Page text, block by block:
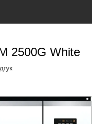
2500G White